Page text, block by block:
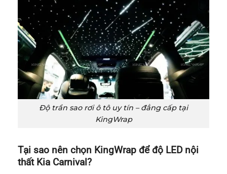
Độ trần sao rơi ô tô uy tín – đẳng cấp tại
KingWrap
Tại sao nên chọn KingWrap để độ LED nội
thất Kia Carnival?